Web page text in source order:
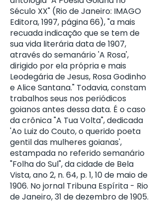
Século XX" (Rio de Janeiro: IMAGO
Editora, 1997, página 66), "a mais
recuada indicação que se tem de
sua vida literária data de 1907,
através do semanário 'A Rosa',
dirigido por ela própria e mais
Leodegária de Jesus, Rosa Godinho
e Alice Santana." Todavia, constam
trabalhos seus nos periódicos
goianos antes dessa data. É o caso
da crônica "A Tua Volta", dedicada
'Ao Luiz do Couto, o querido poeta
gentil das mulheres goianas',
estampada no referido semanário
"Folha do Sul", da cidade de Bela
Vista, ano 2, n. 64, p. 1, 10 de maio de
1906. No jornal Tribuna Espírita - Rio
de Janeiro, 31 de dezembro de 1905.